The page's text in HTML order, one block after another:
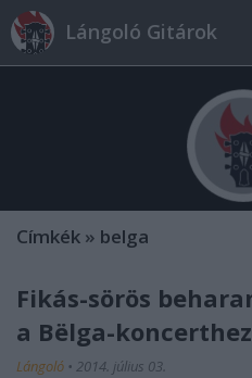
Lángoló Gitárok
Címkék » belga
Fikás-sörös
a Bëlga-koncerthez
Lángoló • 2014. július 03.